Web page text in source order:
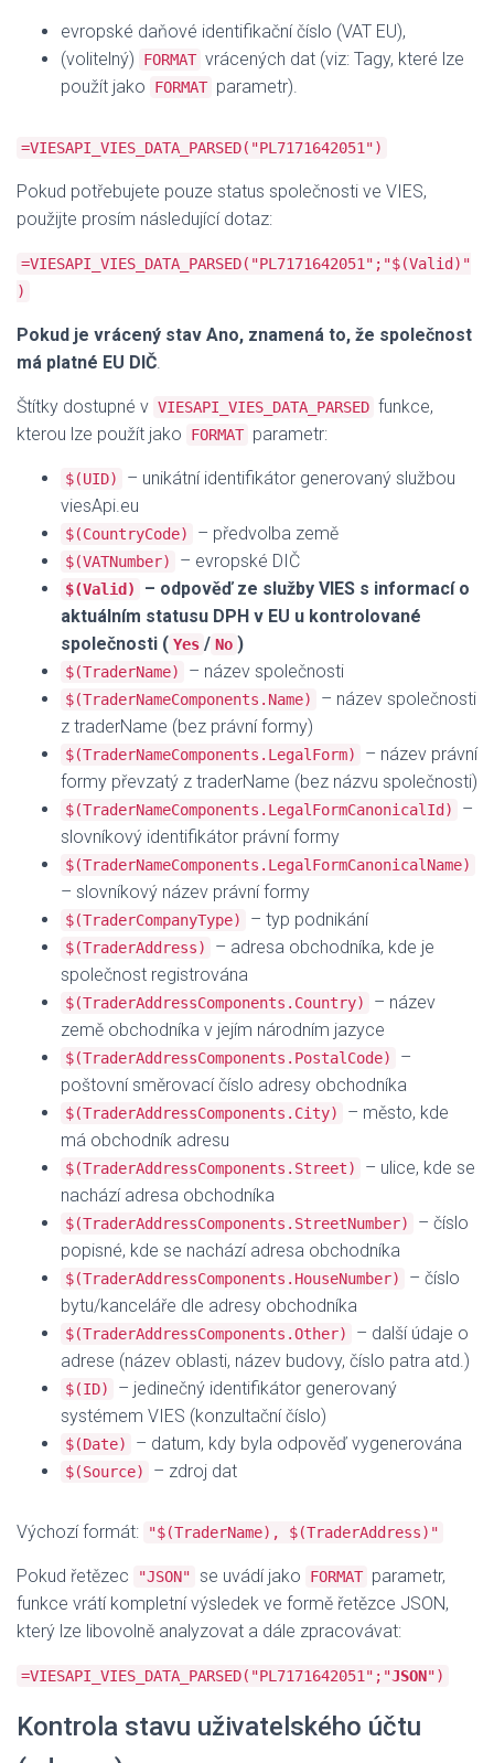
evropské daňové identifikační číslo (VAT EU),
(volitelný)
FORMAT vrácených dat (viz: Tagy, které lze
použít jako
FORMAT parametr).
=VIESAPI_VIES_DATA_PARSED("PL7171642051")
Pokud potřebujete pouze status společnosti ve VIES,
použijte prosím následující dotaz:
=VIESAPI_VIES_DATA_PARSED("PL7171642051";"$(Valid)"
)
Pokud je vrácený stav Ano, znamená to, že společnost
má platné EU DIČ.
Štítky dostupné v VIESAPI_VIES_DATA_PARSED funkce,
kterou lze použít jako
FORMAT parametr:
$(UID)
– unikátní identifikátor generovaný službou
viesApi.eu
$(CountryCode) – předvolba země
$(VATNumber) – evropské DIČ
$(Valid)
– odpověď ze služby VIES s informací o
aktuálním statusu DPH v EU u kontrolované
společnosti ( Yes / No )
$(TraderName) – název společnosti
$(TraderNameComponents.Name)
– název společnosti
z traderName (bez právní formy)
$(TraderNameComponents.LegalForm)
– název právní
formy převzatý z traderName (bez názvu společnosti)
$(TraderNameComponents.LegalFormCanonicalId)
–
slovníkový identifikátor právní formy
$(TraderNameComponents.LegalFormCanonicalName)
– slovníkový název právní formy
$(TraderCompanyType) – typ podnikání
$(TraderAddress)
– adresa obchodníka, kde je
společnost registrována
$(TraderAddressComponents.Country)
– název
země obchodníka v jejím národním jazyce
$(TraderAddressComponents.PostalCode)
–
poštovní směrovací číslo adresy obchodníka
$(TraderAddressComponents.City)
– město, kde
má obchodník adresu
$(TraderAddressComponents.Street)
– ulice, kde se
nachází adresa obchodníka
$(TraderAddressComponents.StreetNumber)
– číslo
popisné, kde se nachází adresa obchodníka
$(TraderAddressComponents.HouseNumber)
– číslo
bytu/kanceláře dle adresy obchodníka
$(TraderAddressComponents.Other)
– další údaje o
adrese (název oblasti, název budovy, číslo patra atd.)
$(ID)
– jedinečný identifikátor generovaný
systémem VIES (konzultační číslo)
$(Date) – datum, kdy byla odpověď vygenerována
$(Source) – zdroj dat
Výchozí formát: "$(TraderName), $(TraderAddress)"
Pokud řetězec "JSON" se uvádí jako FORMAT parametr,
funkce vrátí kompletní výsledek ve formě řetězce JSON,
který lze libovolně analyzovat a dále zpracovávat:
=VIESAPI_VIES_DATA_PARSED("PL7171642051";"JSON")
Kontrola stavu uživatelského účtu